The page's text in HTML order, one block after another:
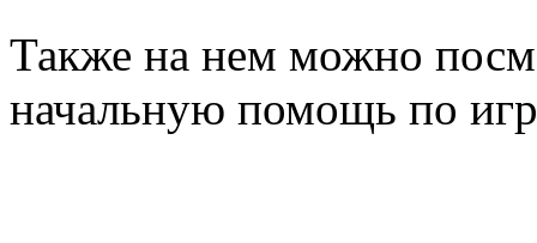
Также на нем можно
начальную помощь по